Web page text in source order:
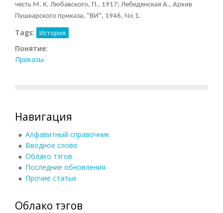
честь М. К. Любавского, П., 1917; Лебедянская A., Архив
Пушкарского приказа, "ВИ", 1946, No 1.
Tags: История
Понятие:
Приказы
Навигация
Алфавитный справочник
Вводное слово
Облако тэгов
Последние обновления
Прочие статьи
Облако тэгов